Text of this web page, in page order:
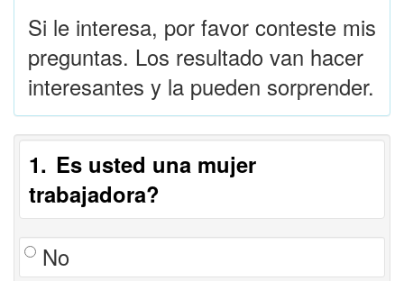
Si le interesa, por favor conteste mis
preguntas. Los resultado van hacer
interesantes y la pueden sorprender.
1
Es usted una mujer
trabajadora?
No